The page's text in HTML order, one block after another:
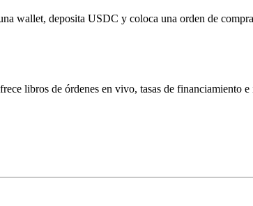
wallet, deposita USDC y coloca una orden de
libros de órdenes en vivo, tasas de financiamiento e